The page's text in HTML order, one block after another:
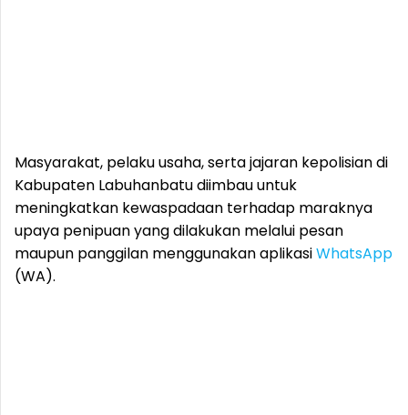
Masyarakat, pelaku usaha, serta jajaran kepolisian di
Kabupaten Labuhanbatu diimbau untuk
meningkatkan kewaspadaan terhadap maraknya
upaya penipuan yang dilakukan melalui pesan
maupun panggilan menggunakan aplikasiWhatsApp
(WA).